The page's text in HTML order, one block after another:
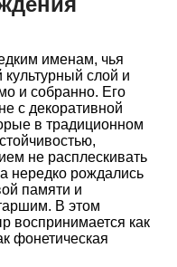
именам, чья
культурный слой и
и собранно. Его
с декоративной
в традиционном
не расплескивать
нередко рождались
памяти и
В этом
воспринимается как
фонетическая